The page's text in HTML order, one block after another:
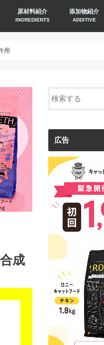
原材料紹介
INGREDIENTS
添加物紹介
ADDITIVE
用
成
広告